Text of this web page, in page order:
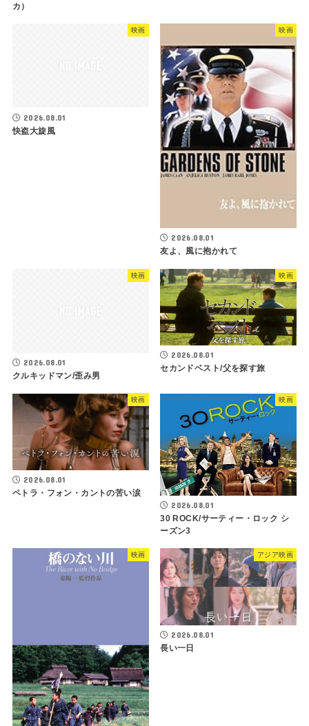
カ）
映画
2026.08.01
快盗大旋風
映画
2026.08.01
友よ、風に抱かれて
映画
2026.08.01
クルキッドマン/歪み男
映画
2026.08.01
セカンドベスト/父を探す旅
映画
2026.08.01
ペトラ・フォン・カントの苦い涙
映画
2026.08.01
30 ROCK/サーティー・ロック シ
ーズン3
映画 アジア映画
2026.08.01
長い一日